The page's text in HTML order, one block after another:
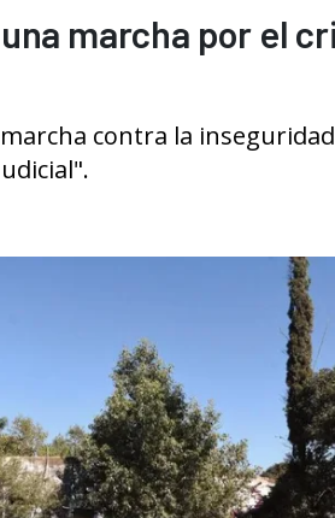
una marcha por el
contra la